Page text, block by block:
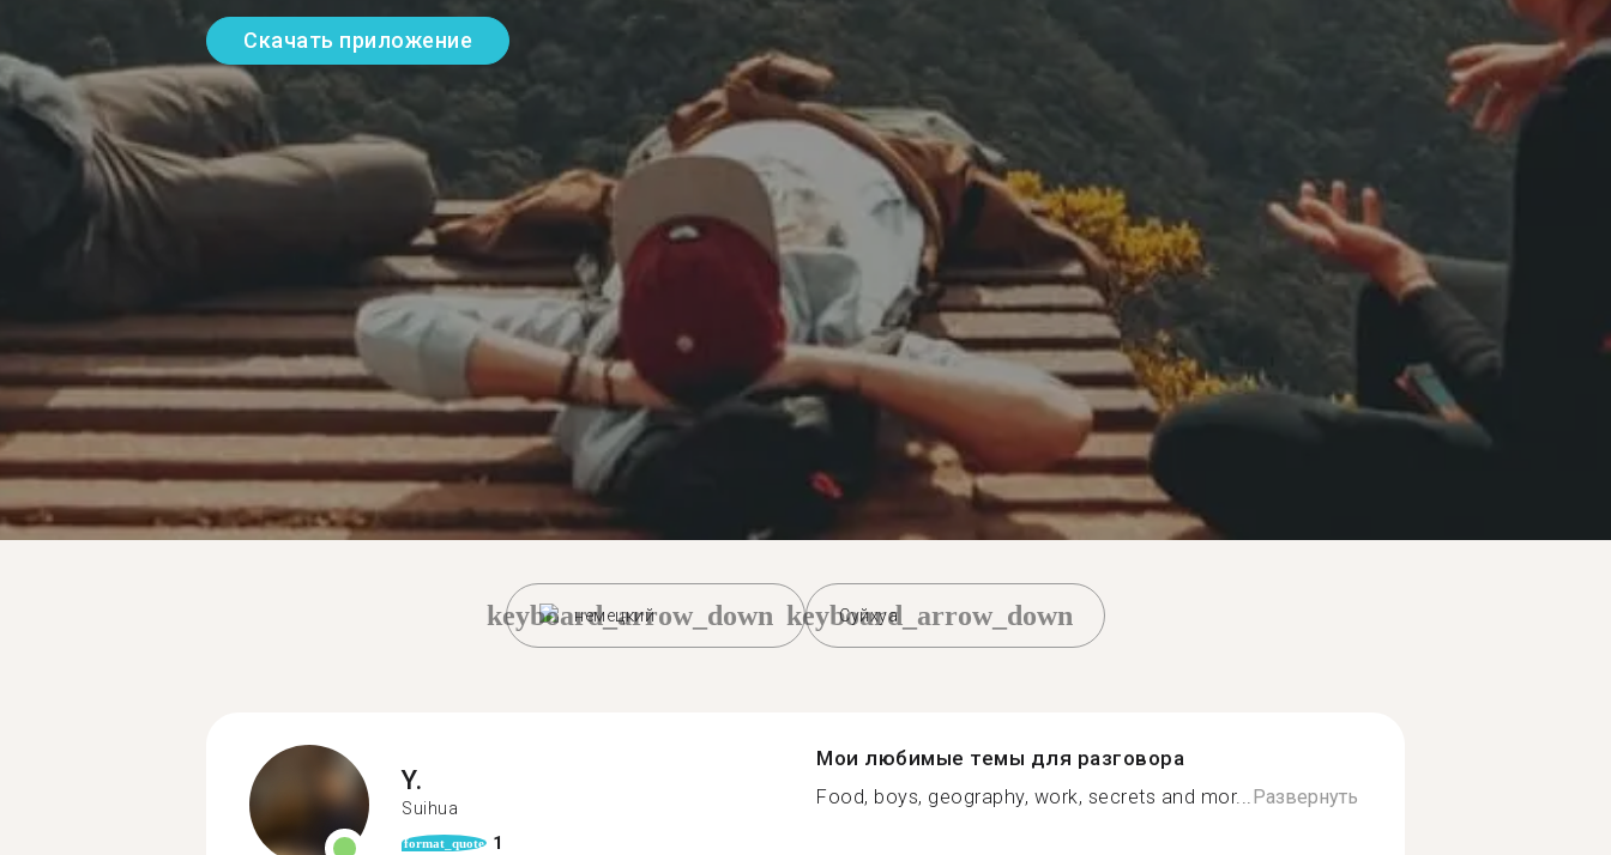
Скачать приложение
немецкий
keyboard_arrow_down Суйхуа
keyboard_arrow_down
Y.
Suihua
format_quote 1
Мои любимые темы для разговора
Food, boys, geography, work, secrets and mor...Развернуть